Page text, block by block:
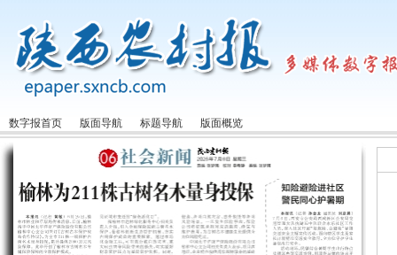
数字报首页 版面导航 标题导航 版面概览